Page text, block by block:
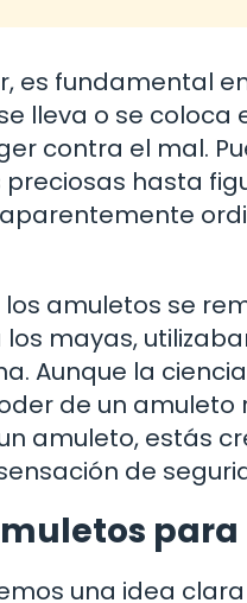
es fundamental
lleva o se
contra el mal.
hasta
los amuletos se
mayas,
Aunque la
de un amuleto
amuleto, estás
de
una idea